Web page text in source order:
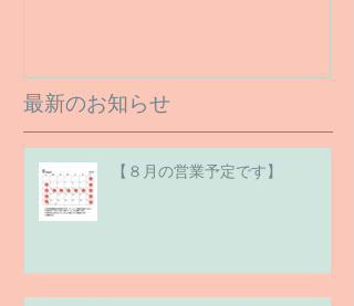
最新のお知らせ
【８月の営業予定です】